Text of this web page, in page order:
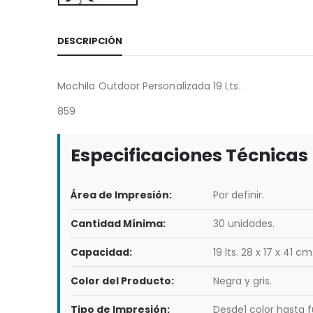
DESCRIPCIÓN
Mochila Outdoor Personalizada 19 Lts.
859
Especificaciones Técnicas
Área de Impresión: Por definir.
Cantidad Mínima: 30 unidades.
Capacidad: 19 lts. 28 x 17 x 41 cm.
Color del Producto: Negra y gris.
Tipo de Impresión: Desde1 color hasta